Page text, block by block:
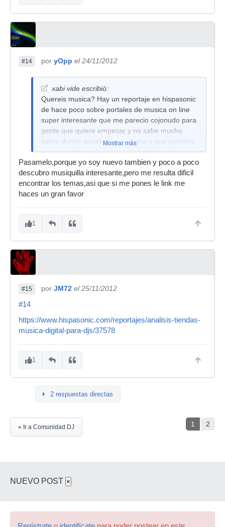
#14 por yOpp el 24/11/2012
xabi vide escribió:
Quereis musica? Hay un reportaje en hispasonic
de hace poco sobre portales de musica on line
super interesante que me parecio cojonudo para
gente que quiere empezar y no sabe mucho
sobre donde conseguir la musica o que portales
son mas adecuados para cada estilo.
¿Que no quereis molestaros lo mas minimo?
Pues ya os digo yo donde conseguir la musica:
En la seccion "recopilatorios" del Corte Ingles,
Fnac, o similar mas cercano que tengais a
Mostrar más
Pasamelo,porque yo soy nuevo tambien y poco a poco
descubro musiquilla interesante,pero me resulta dificil
encontrar los temas,asi que si me pones le link me
haces un gran favor
1
#15 por JM72 el 25/11/2012
#14
https://www.hispasonic.com/reportajes/analisis-tiendas-
musica-digital-para-djs/37578
1
2 respuestas directas
1 2
« Ir a Comunidad DJ
NUEVO POST ×